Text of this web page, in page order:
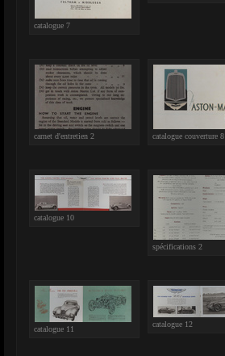
catalogue 7
carnet d'entretien 2 catalogue couverture 8
catalogue 10
spécifications 2
catalogue 11
catalogue 12